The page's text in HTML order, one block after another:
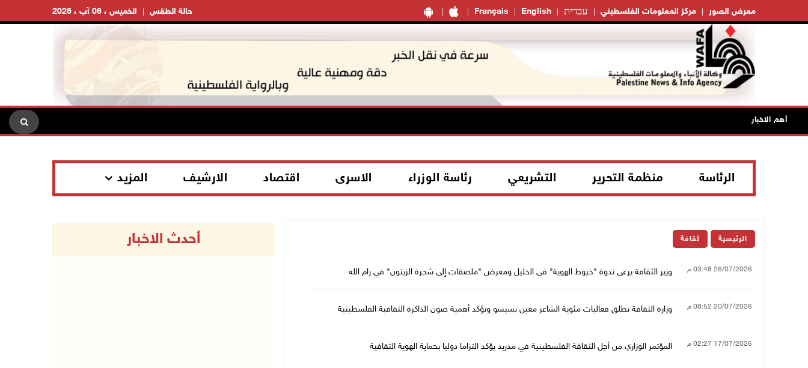
Français English עברית مركز المعلومات الفلسطيني معرض الصور الخميس ، 06 آب ، 2026 حالة الطقس
أهم الاخبار
الرئاسة منظمة التحرير التشريعي رئاسة الوزراء الاسرى اقتصاد الارشيف المزيد
الرئيسية ثقافة
26/07/2026 03:48 م وزير الثقافة يرعى ندوة "خيوط الهوية" في الخليل ومعرض "ملصقات إلى شجرة الزيتون" في رام الله
20/07/2026 08:52 م وزارة الثقافة تطلق فعاليات مئوية الشاعر معين بسيسو وتؤكد أهمية صون الذاكرة الثقافية الفلسطينية
17/07/2026 02:27 م المؤتمر الوزاري من أجل الثقافة الفلسطينية في مدريد يؤكد التزاما دوليا بحماية الهوية الثقافية
أحدث الاخبار